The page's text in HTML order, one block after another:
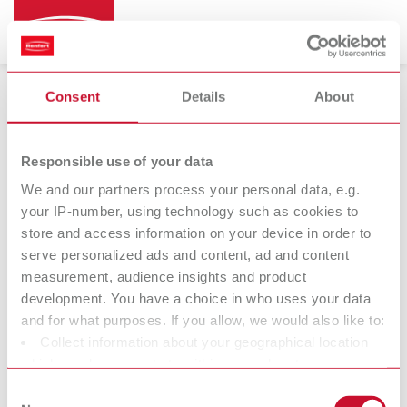
Consent Details About
Responsible use of your data
We and our partners process your personal data, e.g.
your IP-number, using technology such as cookies to
store and access information on your device in order to
serve personalized ads and content, ad and content
measurement, audience insights and product
development. You have a choice in who uses your data
and for what purposes. If you allow, we would also like to:
Collect information about your geographical location
Vibradores
Vibrax
Vibrador
Nosotros en Renfert deseamos facilitarles el trabajo a los
técnicos de laboratorio y dentistas, y facilitarles un flujo de
intentamos en todo momento comprender la forma de trabajo y
las necesidades tanto del laboratorio como de la clínica. El